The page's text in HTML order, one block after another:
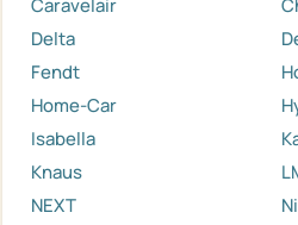
Caravelair
Delta
Fendt
Home-Car
Isabella
Knaus
NEXT